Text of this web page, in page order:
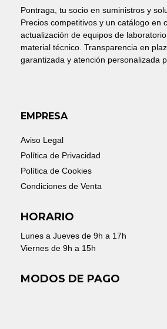
Pontraga, tu socio en suministros y
Precios competitivos y un catálogo en
actualización de equipos de
material técnico. Transparencia en
garantizada y atención personalizada
EMPRESA
Aviso Legal
Política de Privacidad
Política de Cookies
Condiciones de Venta
HORARIO
Lunes a Jueves de 9h a 17h
Viernes de 9h a 15h
MODOS DE PAGO